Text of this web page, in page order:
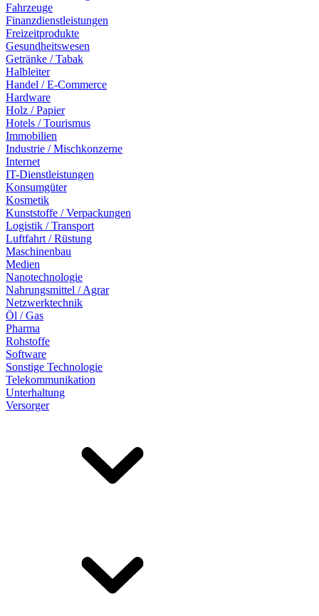
Fahrzeuge
Finanzdienstleistungen
Freizeitprodukte
Gesundheitswesen
Getränke / Tabak
Halbleiter
Handel / E-Commerce
Hardware
Holz / Papier
Hotels / Tourismus
Immobilien
Industrie / Mischkonzerne
Internet
IT-Dienstleistungen
Konsumgüter
Kosmetik
Kunststoffe / Verpackungen
Logistik / Transport
Luftfahrt / Rüstung
Maschinenbau
Medien
Nanotechnologie
Nahrungsmittel / Agrar
Netzwerktechnik
Öl / Gas
Pharma
Rohstoffe
Software
Sonstige Technologie
Telekommunikation
Unterhaltung
Versorger